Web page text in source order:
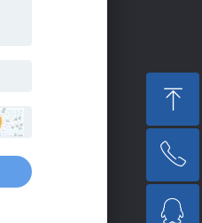
ꁸ
回到顶部
ꂅ
13929222267
ꁗ